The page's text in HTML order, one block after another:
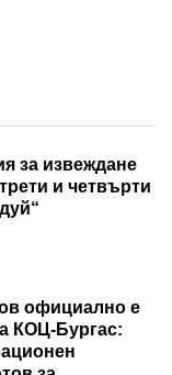
за извеждане
и четвърти
официално е
КОЦ-Бургас: